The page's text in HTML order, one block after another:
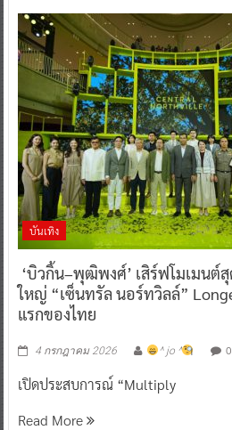
บันเทิง
‘บิวกิ้น–พุฒิพงศ์’ เสิร์ฟโมเมนต์
ใหญ่ “เซ็นทรัล นอร์ทวิลล์”
แรกของไทย
4 กรกฎาคม 2026 ^ jo ^ 0
เปิดประสบการณ์ “Multiply
Read More